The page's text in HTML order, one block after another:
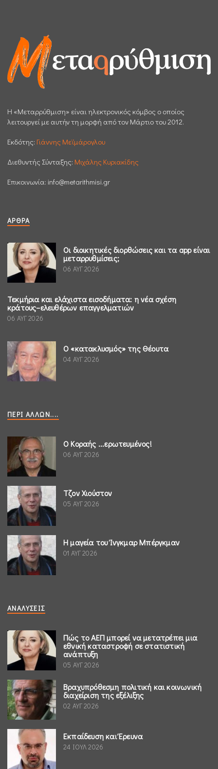
H «Μεταρρύθμιση» είναι ηλεκτρονικός κόμβος ο οποίος
λειτουργεί με αυτήν τη μορφή από τον Μάρτιο του 2012.
Εκδότης: Γιάννης Μεϊμάρογλου
Διεθυντής Σύνταξης: Μιχάλης Κυριακίδης
Επικοινωνία: info@metarithmisi.gr
ΆΡΘΡΑ
Οι διοικητικές διορθώσεις και τα app είναι
μεταρρυθμίσεις;
06 ΑΥΓ 2026
Τεκμήρια και ελάχιστα εισοδήματα: η νέα σχέση
κράτους–ελευθέρων επαγγελματιών
06 ΑΥΓ 2026
Ο «κατακλυσμός» της Θέουτα
04 ΑΥΓ 2026
ΠΕΡΊ ΆΛΛΩΝ....
Ο Κοραής ...ερωτευμένος!
06 ΑΥΓ 2026
Τζον Χιούστον
05 ΑΥΓ 2026
Η μαγεία του Ίνγκμαρ Μπέργκμαν
01 ΑΥΓ 2026
ΑΝΑΛΎΣΕΙΣ
Πώς το ΑΕΠ μπορεί να μετατρέπει μια
εθνική καταστροφή σε στατιστική
ανάπτυξη
05 ΑΥΓ 2026
Βραχυπρόθεσμη πολιτική και κοινωνική
διαχείριση της εξέλιξης
02 ΑΥΓ 2026
Εκπαίδευση και Έρευνα
24 ΙΟΥΛ 2026